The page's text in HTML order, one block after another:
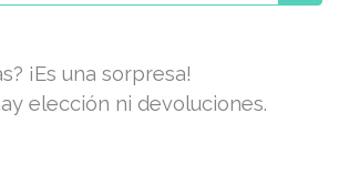
¡Es una sorpresa!
elección ni devoluciones.